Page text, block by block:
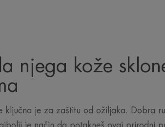
njega kože
ključna je za zaštitu od ožiljaka. Dobra
je način da potakneš ovaj prirodni